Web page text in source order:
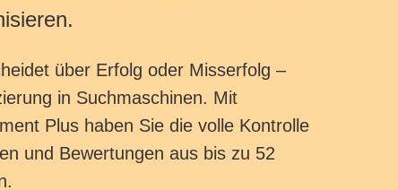
über Erfolg oder Misserfolg –
in Suchmaschinen. Mit
Plus haben Sie die volle Kontrolle
und Bewertungen aus bis zu 52